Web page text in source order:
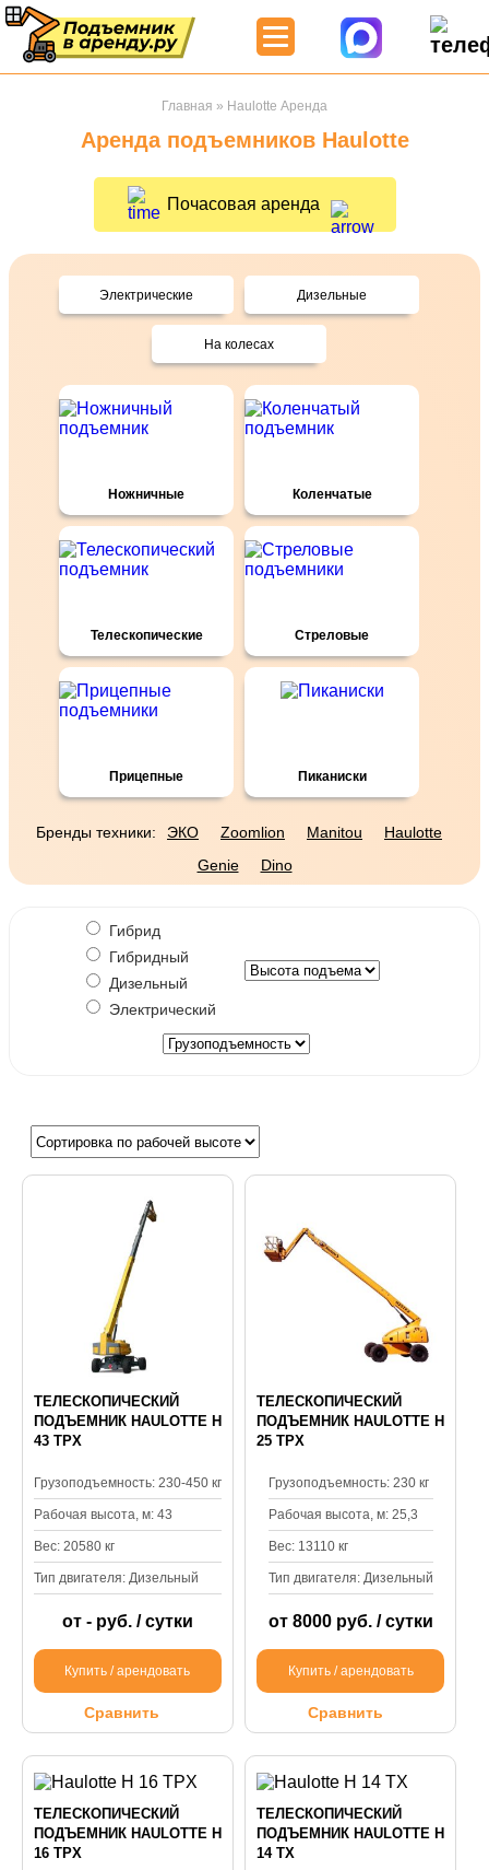
Главная » Haulotte Аренда
Аренда подъемников Haulotte
Почасовая аренда
Электрические Дизельные
На колесах
Ножничные Коленчатые
Телескопические Стреловые
Прицепные Пиканиски
Бренды техники: ЭКО Zoomlion Manitou
Haulotte
Genie
Dino
Гибрид
Гибридный
Дизельный
Электрический
ТЕЛЕСКОПИЧЕСКИЙ
ПОДЪЕМНИК HAULOTTE H
43 TPX
Грузоподъемность: 230-450 кг
Рабочая высота, м: 43
Вес: 20580 кг
Тип двигателя: Дизельный
от - руб. / сутки
Купить / арендовать
Сравнить
ТЕЛЕСКОПИЧЕСКИЙ
ПОДЪЕМНИК HAULOTTE H
25 TPX
Грузоподъемность: 230 кг
Рабочая высота, м: 25,3
Вес: 13110 кг
Тип двигателя: Дизельный
от 8000 руб. / сутки
Купить / арендовать
Сравнить
ТЕЛЕСКОПИЧЕСКИЙ
ПОДЪЕМНИК HAULOTTE H
16 TPX
ТЕЛЕСКОПИЧЕСКИЙ
ПОДЪЕМНИК HAULOTTE H
14 TX